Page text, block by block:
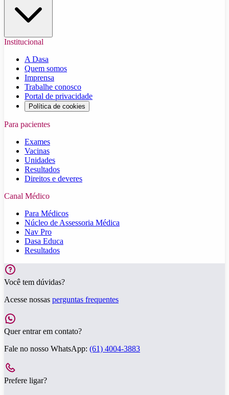
Institucional
A Dasa
Quem somos
Imprensa
Trabalhe conosco
Portal de privacidade
Política de cookies
Para pacientes
Exames
Vacinas
Unidades
Resultados
Direitos e deveres
Canal Médico
Para Médicos
Núcleo de Assessoria Médica
Nav Pro
Dasa Educa
Resultados
Você tem dúvidas?
Acesse nossas perguntas frequentes
Quer entrar em contato?
Fale no nosso WhatsApp: (61) 4004-3883
Prefere ligar?